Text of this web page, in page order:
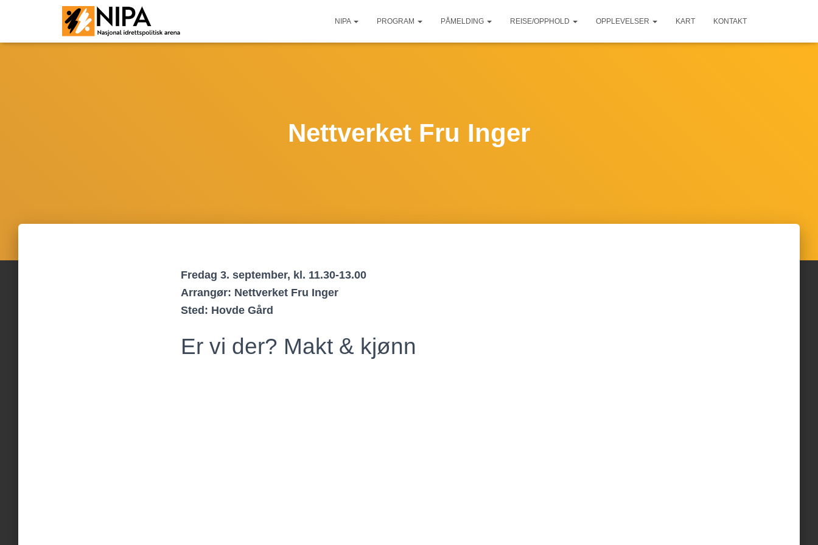
NIPA PROGRAM PÅMELDING REISE/OPPHOLD OPPLEVELSER KART KONTAKT
Nettverket Fru Inger
Fredag 3. september, kl. 11.30-13.00
Arrangør: Nettverket Fru Inger
Sted: Hovde Gård
Er vi der? Makt & kjønn